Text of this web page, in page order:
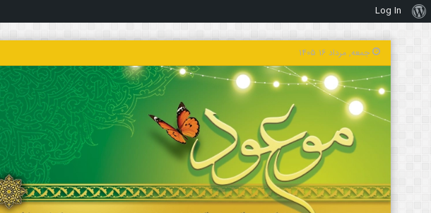
درباره
وردپرس
Log In
جمعه, مرداد ۱۶ ۱۴۰۵